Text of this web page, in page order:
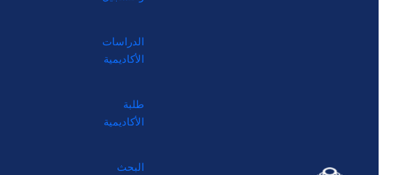
الدراسات
الأكاديمية
طلبة
الأكاديمية
البحث